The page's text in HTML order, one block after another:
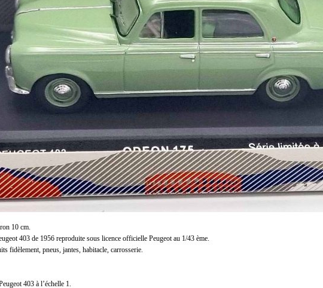
10 cm.
403 de 1956 reproduite sous licence officielle Peugeot au 1/43 ème.
fidèlement, pneus, jantes, habitacle, carrosserie.
403 à l’échelle 1.